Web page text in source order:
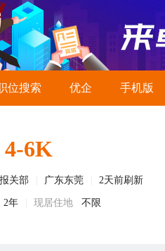
位搜索 优企 手机版
4-6K
报关部 广东东莞 2天前刷新
2年 现居住地 不限